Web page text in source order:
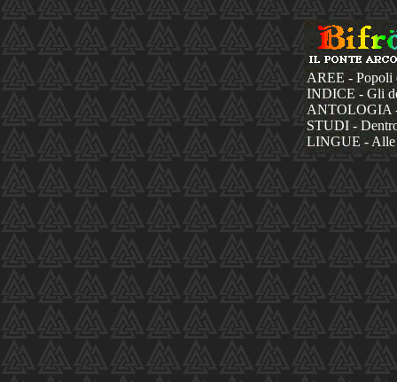
AREE - Popoli
INDICE - Gli
ANTOLOGIA
STUDI -
LINGUE - Alle